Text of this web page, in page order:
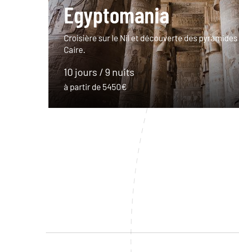
Egyptomania
Croisière sur le Nil et découverte des pyramides
Caire.
10 jours / 9 nuits
à partir de 5450€